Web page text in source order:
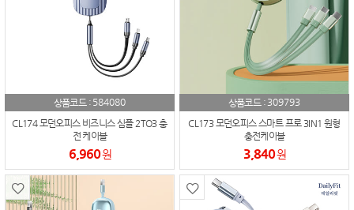
상품코드 : 584080
CL174 모던오피스 비즈니스 심플 2TO3 충
전 케이블
6,960원
상품코드 : 309793
CL173 모던오피스 스마트 프로 3IN1 원형
충전케이블
3,840원